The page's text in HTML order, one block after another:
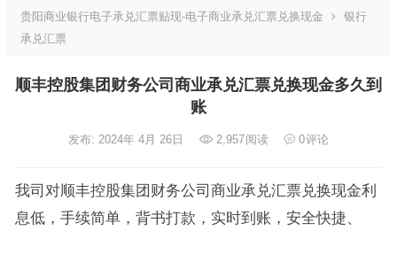
贵阳商业银行电子承兑汇票贴现-电子商业承兑汇票兑换现金
银行
承兑汇票
顺丰控股集团财务公司商业承兑汇票兑换现金多久到
账
发布: 2024年 4月 26日 2,957阅读 0评论
我司对顺丰控股集团财务公司商业承兑汇票兑换现金利
息低，手续简单，背书打款，实时到账，安全快捷、